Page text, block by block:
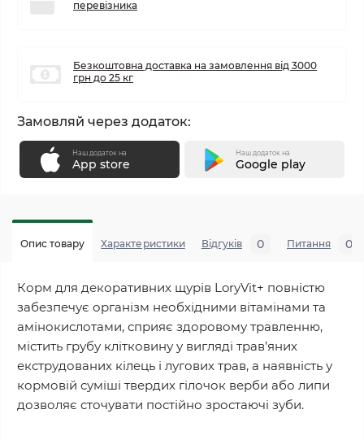
перевізника
Безкоштовна доставка на замовлення від 3000
грн до 25 кг
Замовляй через додаток:
Наш додаток на
App store
Наш додаток на
Google play
Опис товару Характеристики Відгуків 0 Питання 0
Корм для декоративних щурів LoryVit+ повністю
забезпечує організм необхідними вітамінами та
амінокислотами, сприяє здоровому травленню,
містить грубу клітковину у вигляді трав’яних
екструдованих кілець і лугових трав, а наявність у
кормовій суміші твердих гілочок верби або липи
дозволяє сточувати постійно зростаючі зуби.